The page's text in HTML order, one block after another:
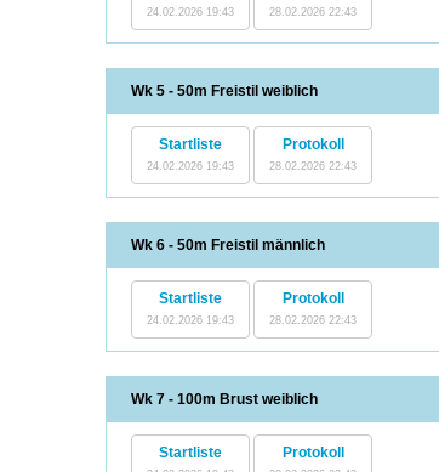
24.02.2026 19:43 28.02.2026 22:43
Wk 5 - 50m Freistil weiblich
Startliste
24.02.2026 19:43
Protokoll
28.02.2026 22:43
Wk 6 - 50m Freistil männlich
Startliste
24.02.2026 19:43
Protokoll
28.02.2026 22:43
Wk 7 - 100m Brust weiblich
Startliste Protokoll